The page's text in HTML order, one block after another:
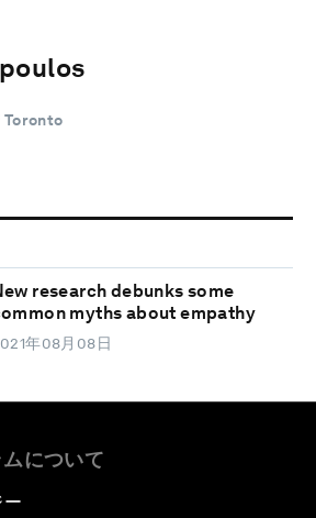
research debunks some
myths about empathy
年08月08日
について